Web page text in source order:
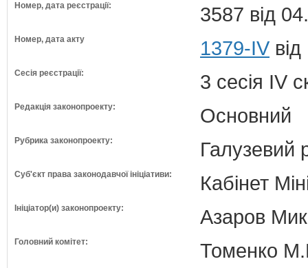
Номер, дата реєстрації: 3587 від
Номер, дата акту 1379-IV
Сесія реєстрації: 3 сесія IV
Редакція законопроекту: Основний
Рубрика законопроекту: Галузевий
Суб'єкт права законодавчої ініціативи: Кабінет
Ініціатор(и) законопроекту: Азаров
Головний комітет:
Томенко